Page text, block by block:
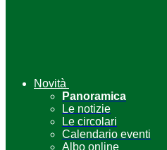
Novità
Panoramica
Le notizie
Le circolari
Calendario eventi
Albo online